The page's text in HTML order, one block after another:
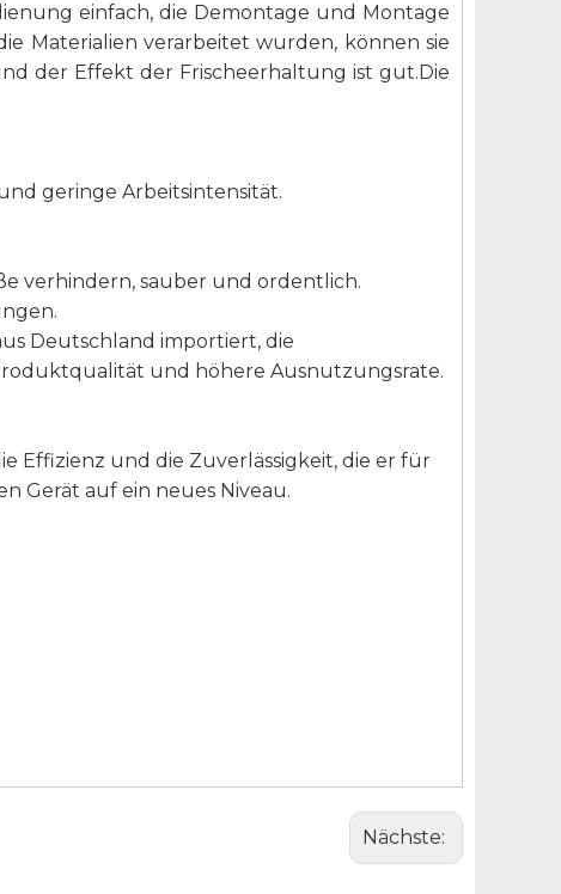
einfach, die Demontage und Montage
Materialien verarbeitet wurden, können sie
der Effekt der Frischeerhaltung ist gut.Die
geringe Arbeitsintensität.
verhindern, sauber und ordentlich.
Deutschland importiert, die
und höhere Ausnutzungsrate.
Effizienz und die Zuverlässigkeit, die er für
Gerät auf ein neues Niveau.
Nächste: